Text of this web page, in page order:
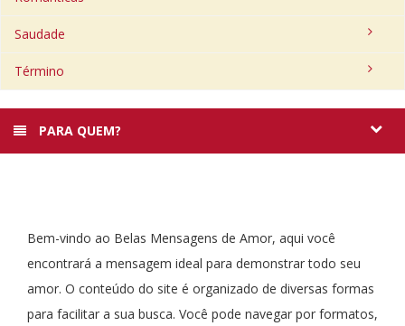
Saudade
Término
PARA QUEM?
Bem-vindo ao Belas Mensagens de Amor, aqui você
encontrará a mensagem ideal para demonstrar todo seu
amor. O conteúdo do site é organizado de diversas formas
para facilitar a sua busca. Você pode navegar por formatos,